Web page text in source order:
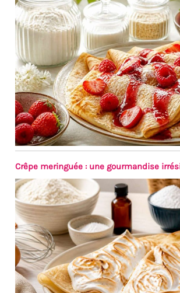
culinaires, etc. ;
utilisés pour
confiture, du
du yaourt,
soja, de
chili, de
des bonbons,
des garnitures
glacée, du
des chocolats,
Crêpe meringuée : une gourmandise